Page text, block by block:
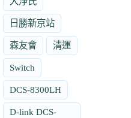
日勝新京站
森友會 清運
Switch
DCS-8300LH
D-link DCS-